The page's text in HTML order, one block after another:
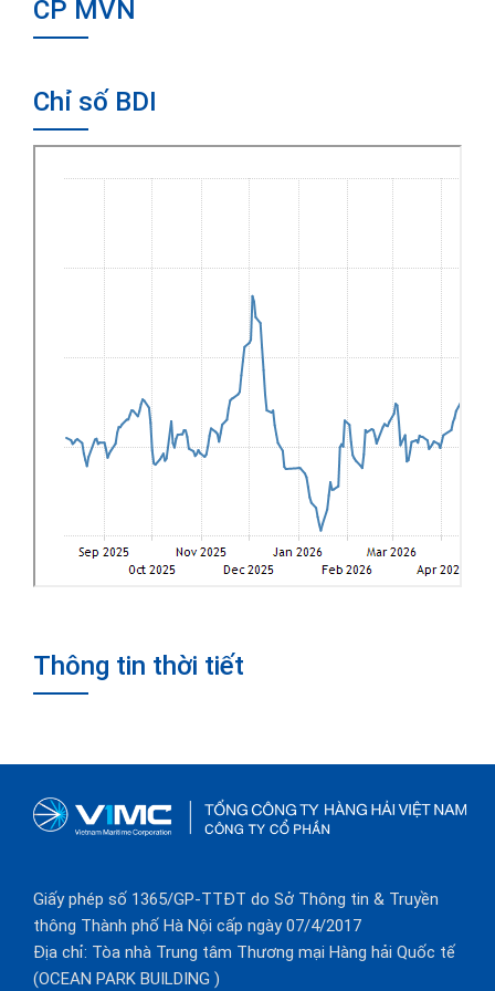
CP MVN
Chỉ số BDI
Thông tin thời tiết
Giấy phép số 1365/GP-TTĐT do Sở Thông tin & Truyền
thông Thành phố Hà Nội cấp ngày 07/4/2017
Địa chỉ: Tòa nhà Trung tâm Thương mại Hàng hải Quốc tế
(OCEAN PARK BUILDING )